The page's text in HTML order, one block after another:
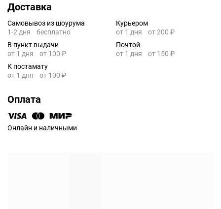
Доставка
Самовывоз из шоурума
1-2 дня
бесплатно
Курьером
от 1 дня
от 200 ₽
В пункт выдачи
от 1 дня
от 100 ₽
Почтой
от 1 дня
от 150 ₽
К постамату
от 1 дня
от 100 ₽
Оплата
Онлайн и наличными